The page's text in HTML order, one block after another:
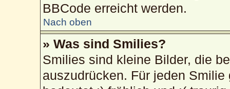
BBCode erreicht werden.
Nach oben
» Was sind Smilies?
Smilies sind kleine Bilder, die
auszudrücken. Für jeden